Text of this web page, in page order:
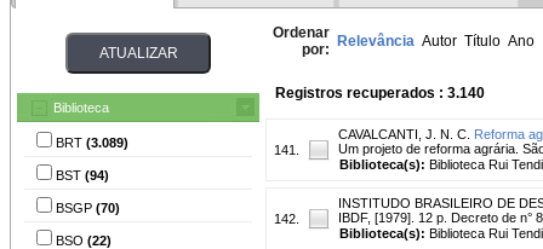
Biblioteca
BRT (3.089)
BST (94)
BSGP (70)
BSO (22)
Ordenar
por: Relevância Autor Título Ano
Registros recuperados : 3.140
141.
CAVALCANTI, J. N. C. Reforma
Um projeto de reforma agrária.
Biblioteca(s): Biblioteca Rui
142.
INSTITUDO BRASILEIRO DE
IBDF, [1979]. 12 p. Decreto de n°
Biblioteca(s): Biblioteca Rui